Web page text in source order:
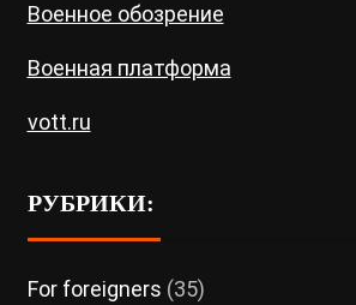
Военное обозрение
Военная платформа
vott.ru
РУБРИКИ:
For foreigners (35)